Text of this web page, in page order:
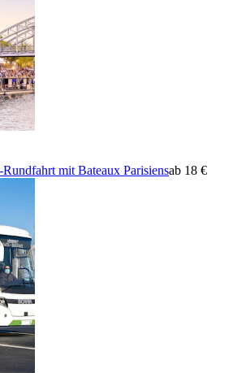
mit Bateaux Parisiensab 18 €